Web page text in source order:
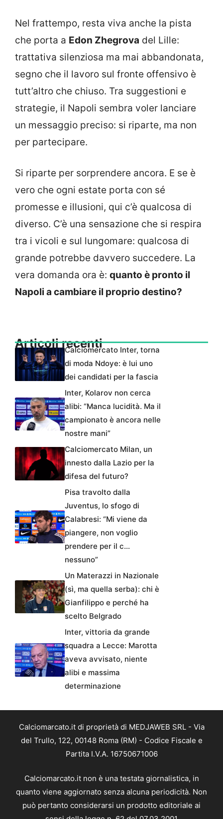
Nel frattempo, resta viva anche la pista
che porta a Edon Zhegrova del Lille:
trattativa silenziosa ma mai abbandonata,
segno che il lavoro sul fronte offensivo è
tutt’altro che chiuso. Tra suggestioni e
strategie, il Napoli sembra voler lanciare
un messaggio preciso: si riparte, ma non
per partecipare.
Si riparte per sorprendere ancora. E se è
vero che ogni estate porta con sé
promesse e illusioni, qui c’è qualcosa di
diverso. C’è una sensazione che si respira
tra i vicoli e sul lungomare: qualcosa di
grande potrebbe davvero succedere. La
vera domanda ora è: quanto è pronto il
Napoli a cambiare il proprio destino?
Articoli recentiCalciomercato Inter, torna
di moda Ndoye: è lui uno
dei candidati per la fascia
Inter, Kolarov non cerca
alibi: “Manca lucidità. Ma il
campionato è ancora nelle
nostre mani”
Calciomercato Milan, un
innesto dalla Lazio per la
difesa del futuro?
Pisa travolto dalla
Juventus, lo sfogo di
Calabresi: “Mi viene da
piangere, non voglio
prendere per il c…
nessuno”
Un Materazzi in Nazionale
(sì, ma quella serba): chi è
Gianfilippo e perché ha
scelto Belgrado
Inter, vittoria da grande
squadra a Lecce: Marotta
aveva avvisato, niente
alibi e massima
determinazione
Calciomarcato.it di proprietà di MEDJAWEB SRL - Via
del Trullo, 122, 00148 Roma (RM) - Codice Fiscale e
Partita I.V.A. 16750671006
Calciomarcato.it non è una testata giornalistica, in
quanto viene aggiornato senza alcuna periodicità. Non
può pertanto considerarsi un prodotto editoriale ai